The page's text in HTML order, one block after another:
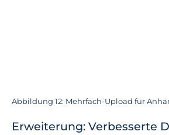
Abbildung 12: Mehrfach-Upload für
Erweiterung: Verbesserte